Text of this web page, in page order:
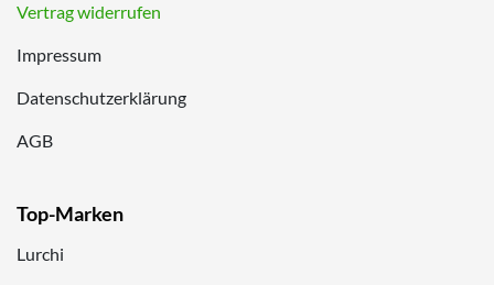
Vertrag widerrufen
Impressum
Datenschutzerklärung
AGB
Top-Marken
Lurchi